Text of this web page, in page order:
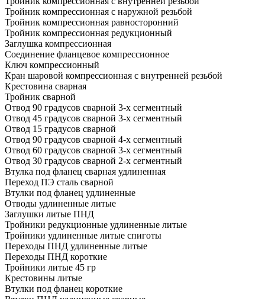
Тройник компрессионная с наружной резьбой
Тройник компрессионная равносторонний
Тройник компрессионная редукционный
Заглушка компрессионная
Соединение фланцевое компрессионное
Ключ компрессионный
Кран шаровой компрессионная с внутренней резьбой
Крестовина сварная
Тройник сварной
Отвод 90 градусов сварной 3-х сегментный
Отвод 45 градусов сварной 3-х сегментный
Отвод 15 градусов сварной
Отвод 90 градусов сварной 4-х сегментный
Отвод 60 градусов сварной 3-х сегментный
Отвод 30 градусов сварной 2-х сегментный
Втулка под фланец сварная удлиненная
Переход ПЭ сталь сварной
Втулки под фланец удлиненные
Отводы удлиненные литые
Заглушки литые ПНД
Тройники редукционные удлиненные литые
Тройники удлиненные литые спиготы
Переходы ПНД удлиненные литые
Переходы ПНД короткие
Тройники литые 45 гр
Крестовины литые
Втулки под фланец короткие